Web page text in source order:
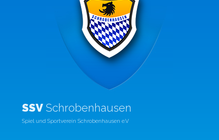
SSVSchrobenhausen
Spiel und Sportverein Schrobenhausen e.V